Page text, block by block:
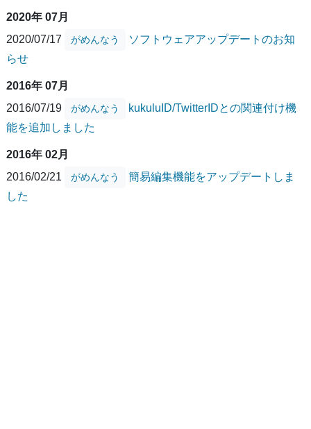
2020年 07月
2020/07/17
がめんなう
ソフトウェアアップデートのお知
らせ
2016年 07月
2016/07/19
がめんなう
kukuluID/TwitterIDとの関連付け機
能を追加しました
2016年 02月
2016/02/21
がめんなう
簡易編集機能をアップデートしま
した